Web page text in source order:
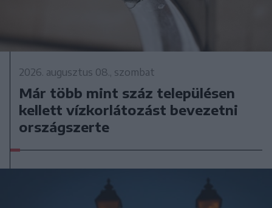
2026. augusztus 08., szombat
Már több mint száz településen
kellett vízkorlátozást bevezetni
országszerte